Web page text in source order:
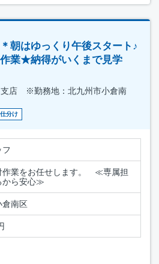
朝はゆっくり午後スタート♪
業★納得がいくまで見学
店 ※勤務地：北九州市小倉南
分け
フ
作業をお任せします。 ≪専属担
から安心≫
倉南区